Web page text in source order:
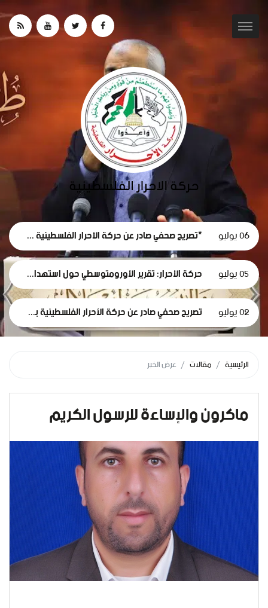
06 يوليو *تصريح صحفي صادر عن حركة الأحرار الفلسطينية حول استقالة لجنة الطوارئ في غزة
05 يوليو حركة الأحرار: تقرير الأورومتوسطي حول استهداف الرموز الطبية في سجون الاحتلال وثيقة إدانة وجريمة حرب موصوفة
02 يوليو تصريح صحفي صادر عن حركة الأحرار الفلسطينية بمناسبة مرور 1000 يومٍ من حرب الإبادة... وفظاعة جرائم الاحتلال في قطاع غزة*
الرئيسية مقالات عرض الخبر
ماكرون والإساءة للرسول الكريم